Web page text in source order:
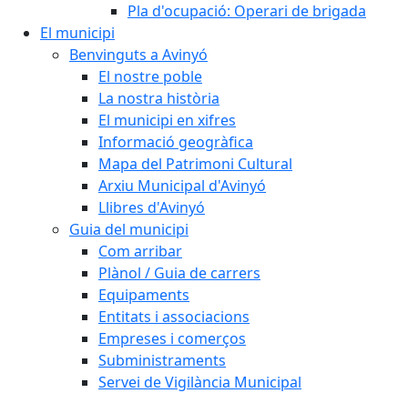
Pla d'ocupació: Operari de brigada
El municipi
Benvinguts a Avinyó
El nostre poble
La nostra història
El municipi en xifres
Informació geogràfica
Mapa del Patrimoni Cultural
Arxiu Municipal d'Avinyó
Llibres d'Avinyó
Guia del municipi
Com arribar
Plànol / Guia de carrers
Equipaments
Entitats i associacions
Empreses i comerços
Subministraments
Servei de Vigilància Municipal